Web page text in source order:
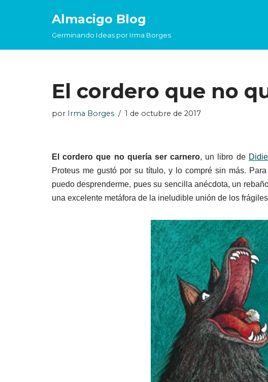
Almacigo Blog
Germinando Ideas por Irma Borges
El cordero que no
por Irma Borges 1 de octubre de 2017
El cordero que no quería ser carnero, un libro de
Proteus me gustó por su título, y lo compré sin más.
puedo desprenderme, pues su sencilla anécdota, un
una excelente metáfora de la ineludible unión de los